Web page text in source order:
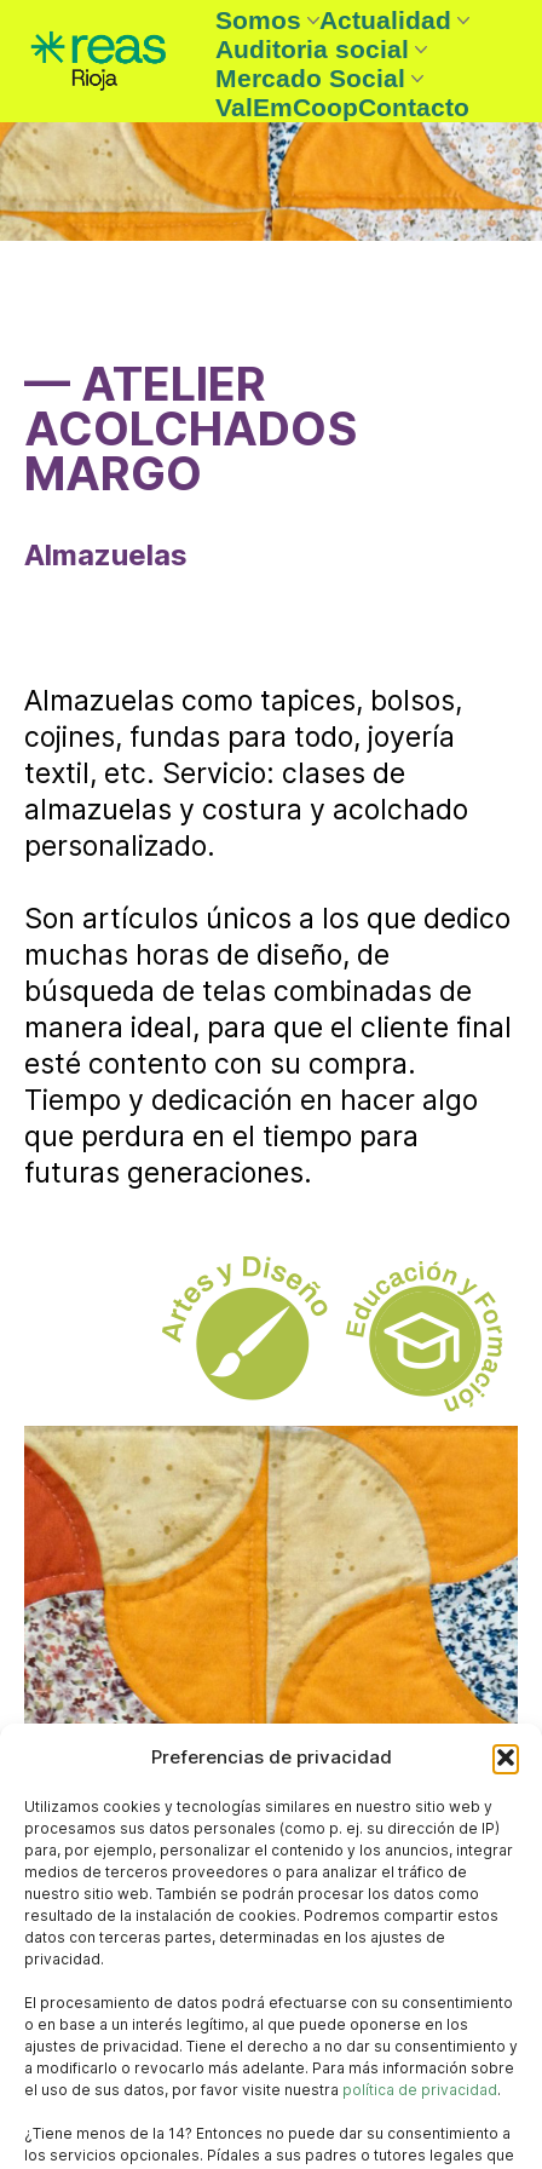
Preferencias de privacidad
Utilizamos cookies y tecnologías similares en nuestro sitio web y
procesamos sus datos personales (como p. ej. su dirección de IP)
para, por ejemplo, personalizar el contenido y los anuncios, integrar
medios de terceros proveedores o para analizar el tráfico de
nuestro sitio web. También se podrán procesar los datos como
resultado de la instalación de cookies. Podremos compartir estos
datos con terceras partes, determinadas en los ajustes de
privacidad.
El procesamiento de datos podrá efectuarse con su consentimiento
o en base a un interés legítimo, al que puede oponerse en los
ajustes de privacidad. Tiene el derecho a no dar su consentimiento y
a modificarlo o revocarlo más adelante. Para más información sobre
el uso de sus datos, por favor visite nuestra política de privacidad.
¿Tiene menos de la 14? Entonces no puede dar su consentimiento a
los servicios opcionales. Pídales a sus padres o tutores legales que
Somos
REAS Rioja
Entidades
¿Que es la Economía
Actualidad
Noticias
Boletín
Agenda
Auditoria social
Auditoria social
Auditoria Social 2025
Mercado Social
Entidades mercado social
☞ Consume lo nuestro
ValEmCoopContacto
— ATELIER
ACOLCHADOS
MARGO
Almazuelas
Almazuelas como tapices, bolsos,
cojines, fundas para todo, joyería
textil, etc. Servicio: clases de
almazuelas y costura y acolchado
personalizado.
Son artículos únicos a los que dedico
muchas horas de diseño, de
búsqueda de telas combinadas de
manera ideal, para que el cliente final
esté contento con su compra.
Tiempo y dedicación en hacer algo
que perdura en el tiempo para
futuras generaciones.